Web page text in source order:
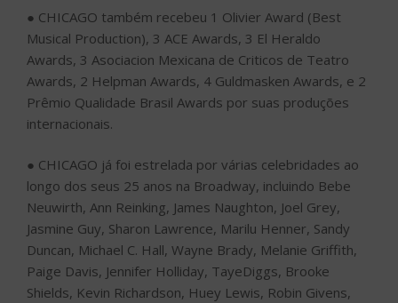
● CHICAGO também recebeu 1 Olivier Award (Best
Musical Production), 3 ACE Awards, 3 El Heraldo
Awards, 3 Asociacion Mexicana de Criticos de Teatro
Awards, 2 Helpman Awards, 4 Guldmasken Awards, e 2
Prêmio Qualidade Brasil Awards por suas produções
internacionais.
● CHICAGO já foi estrelada por várias celebridades ao
longo dos seus 25 anos na Broadway, incluindo Bebe
Neuwirth, Ann Reinking, James Naughton, Joel Grey,
Jasmine Guy, Sharon Lawrence, Marilu Henner, Sandy
Duncan, Michael C. Hall, Wayne Brady, Melanie Griffith,
Paige Davis, Jennifer Holliday, TayeDiggs, Brooke
Shields, Kevin Richardson, Huey Lewis, Robin Givens,